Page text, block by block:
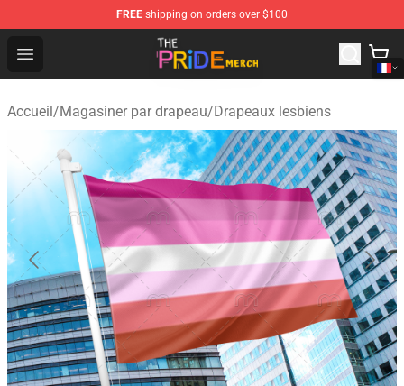
FREE shipping on orders over $100
Open menu
The Pride Shop - Official The Pride Merchandise Store
Accueil/Magasiner par drapeau/Drapeaux lesbiens